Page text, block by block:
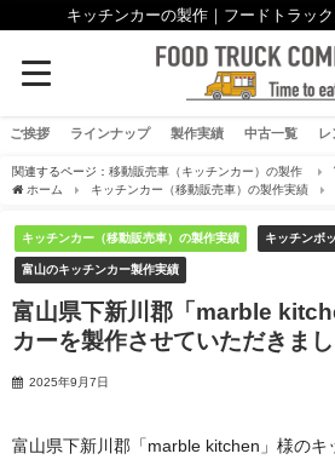
キッチンカーの製作｜フードトラック
ご挨拶 ラインナップ 製作実績 中古一覧 レ
関連するページ： 移動販売車（キッチンカー）の製作
ホーム
キッチンカー（移動販売車）の製作実績
キッチンカー（移動販売車）の製作実績 キッチンボ
富山のキッチンカー製作実績
富山県下新川郡「marble
カーを製作させていただきま
2025年9月7日
富山県下新川郡「marble kitchen」様のキ